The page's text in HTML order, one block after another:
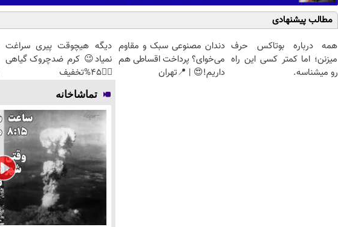
مطالب پیشنهادی
همه درباره بوتاکس حرف
میزنن؛ اما کمتر کسی این راه
رو میشناسه.
دندان مصنوعی سبک و مقاوم
می‌خوای؟ پرداخت اقساطی هم
داریم!😍 | 📍تهران
دیگه هیچوقت پیری سراغت
نمیاد😉 کرم ضدچروک گیاهی
👈🏻45%تخفیف
تماشاخانه